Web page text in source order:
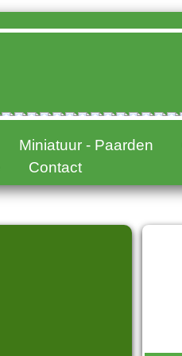
Miniatuur - Paarden
Contact